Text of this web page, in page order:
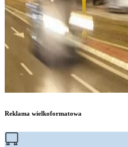
Reklama wielkoformatowa